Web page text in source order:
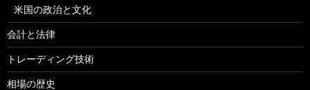
米国の政治と文化
会計と法律
トレーディング技術
相場の歴史